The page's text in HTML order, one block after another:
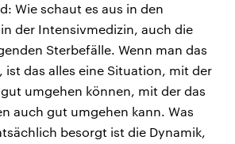
Wie schaut es aus in den
der Intensivmedizin, auch die
Sterbefälle. Wenn man das
ist das alles eine Situation, mit der
umgehen können, mit der das
auch gut umgehen kann. Was
besorgt ist die Dynamik,